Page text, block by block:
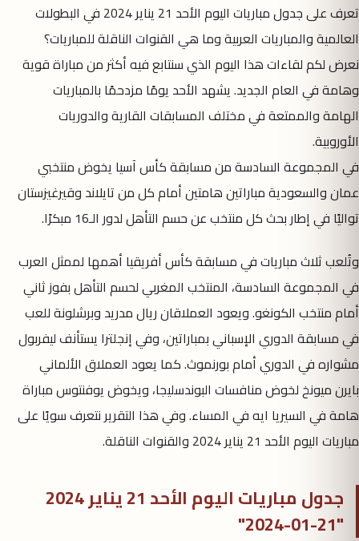
تعرف على جدول مباريات اليوم الأحد 21 يناير 2024 في البطولات
العالمية والمباريات العربية وما هي القنوات الناقلة للمباريات؟
نعرض لكم لقاءات هذا اليوم الذي سنتابع فيه أكثر من مباراة قوية
وهامة في العام الجديد. يشهد الأحد يومًا مزدحمًا بالمباريات
الهامة والممتعة في مختلف المسابقات القارية والدوريات
الأوروبية.
في المجموعة السادسة من مسابقة كأس آسيا يخوض منتخبي
عمان والسعودية مباراتين هامتين أمام كل من تايلاند وقيرغيزستان
تواليًا في إطار بحث كل منتخب عن حسم التأهل لدور الـ16 مبكرًا.
وتُلعب ثلاث مباريات في مسابقة كأس أفريقيا أهمها لممثل العرب
في المجموعة السادسة، المنتخب المغربي لحسم التأهل بفوز ثاني
أمام منتخب الكونغو. ويعود العملاقان ريال مدريد وبرشلونة للعب
في مسابقة الدوري الإسباني بمباراتين، وفي إنجلترا يستأنف ليفربول
مشواره في الدوري أمام بورنموث. كما يعود العملاق الألماني
بايرن ميونخ لخوض منافسات البوندسليجا، ويخوض يوفنتوس مباراة
هامة في السيريا ايه في المساء. وفي هذا التقرير نتعرف سويًا على
مباريات اليوم الأحد 21 يناير 2024 والقنوات الناقلة.
جدول مباريات اليوم الأحد 21 يناير 2024
"21-01-2024"